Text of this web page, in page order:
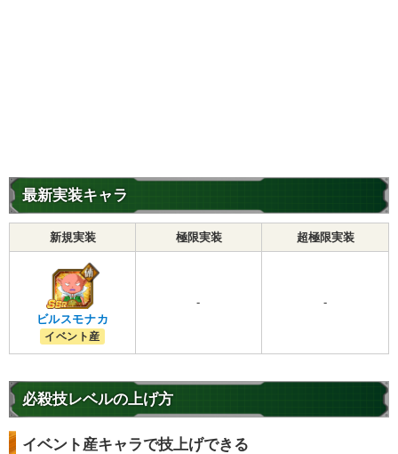
最新実装キャラ
新規実装 極限実装 超極限実装
ビルスモナカ
イベント産
- -
必殺技レベルの上げ方
イベント産キャラで技上げできる